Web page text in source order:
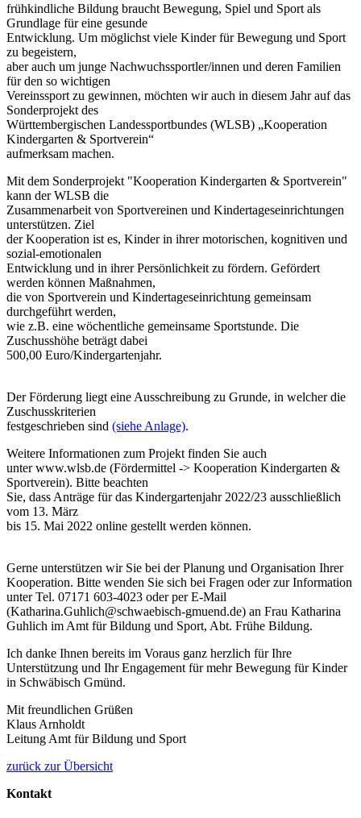
frühkindliche Bildung braucht Bewegung, Spiel und Sport als
Grundlage für eine gesunde
Entwicklung. Um möglichst viele Kinder für Bewegung und Sport
zu begeistern,
aber auch um junge Nachwuchssportler/innen und deren Familien
für den so wichtigen
Vereinssport zu gewinnen, möchten wir auch in diesem Jahr auf das
Sonderprojekt des
Württembergischen Landessportbundes (WLSB) „Kooperation
Kindergarten & Sportverein“
aufmerksam machen.
Mit dem Sonderprojekt "Kooperation Kindergarten & Sportverein"
kann der WLSB die
Zusammenarbeit von Sportvereinen und Kindertageseinrichtungen
unterstützen. Ziel
der Kooperation ist es, Kinder in ihrer motorischen, kognitiven und
sozial-emotionalen
Entwicklung und in ihrer Persönlichkeit zu fördern. Gefördert
werden können Maßnahmen,
die von Sportverein und Kindertageseinrichtung gemeinsam
durchgeführt werden,
wie z.B. eine wöchentliche gemeinsame Sportstunde. Die
Zuschusshöhe beträgt dabei
500,00 Euro/Kindergartenjahr.
Der Förderung liegt eine Ausschreibung zu Grunde, in welcher die
Zuschusskriterien
festgeschrieben sind (siehe Anlage).
Weitere Informationen zum Projekt finden Sie auch
unter www.wlsb.de (Fördermittel -> Kooperation Kindergarten &
Sportverein). Bitte beachten
Sie, dass Anträge für das Kindergartenjahr 2022/23 ausschließlich
vom 13. März
bis 15. Mai 2022 online gestellt werden können.
Gerne unterstützen wir Sie bei der Planung und Organisation Ihrer
Kooperation. Bitte wenden Sie sich bei Fragen oder zur Information
unter Tel. 07171 603-4023 oder per E-Mail
(Katharina.Guhlich@schwaebisch-gmuend.de) an Frau Katharina
Guhlich im Amt für Bildung und Sport, Abt. Frühe Bildung.
Ich danke Ihnen bereits im Voraus ganz herzlich für Ihre
Unterstützung und Ihr Engagement für mehr Bewegung für Kinder
in Schwäbisch Gmünd.
Mit freundlichen Grüßen
Klaus Arnholdt
Leitung Amt für Bildung und Sport
zurück zur Übersicht
Kontakt